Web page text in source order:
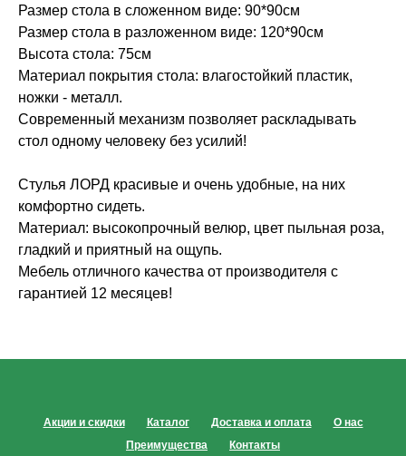
Размер стола в сложенном виде: 90*90см
Размер стола в разложенном виде: 120*90см
Высота стола: 75см
Материал покрытия стола: влагостойкий пластик,
ножки - металл.
Современный механизм позволяет раскладывать
стол одному человеку без усилий!
Стулья ЛОРД красивые и очень удобные, на них
комфортно сидеть.
Материал: высокопрочный велюр, цвет пыльная роза,
гладкий и приятный на ощупь.
Мебель отличного качества от производителя с
гарантией 12 месяцев!
Акции и скидки Каталог Доставка и оплата
О нас
Преимущества
Контакты